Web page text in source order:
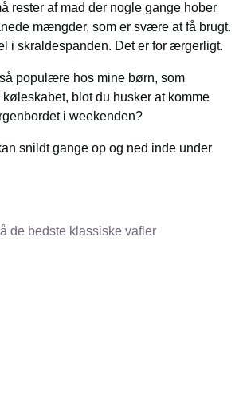
rester af mad der nogle gange hober
mængder, som er svære at få brugt.
i skraldespanden. Det er for ærgerligt.
populære hos mine børn, som
blot du husker at komme
i weekenden?
snildt gange op og ned inde under
de bedste klassiske vafler